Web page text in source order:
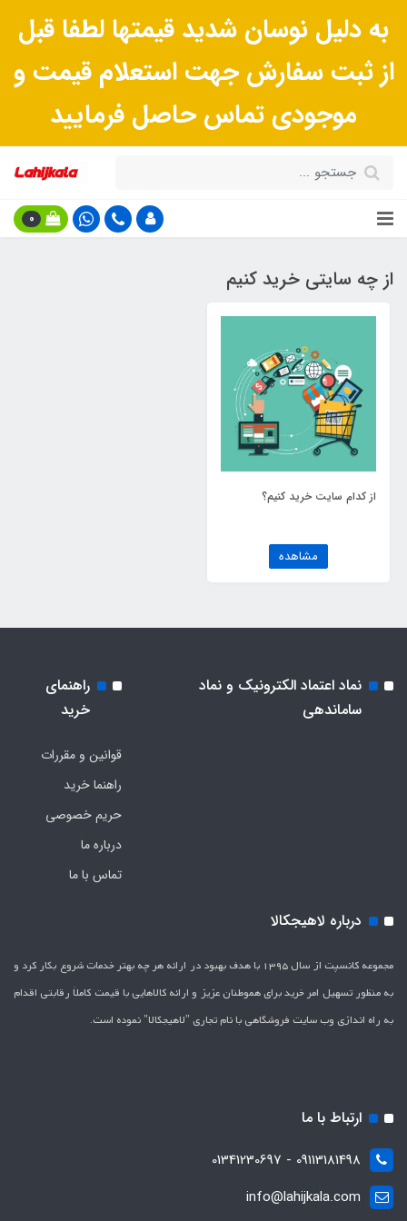
به دلیل نوسان شدید قیمتها لطفا قبل
از ثبت سفارش جهت استعلام قیمت و
موجودی تماس حاصل فرمایید
0
از چه سایتی خرید کنیم
از کدام سایت خرید کنیم؟
مشاهده
نماد اعتماد الکترونیک و نماد
ساماندهی
راهنمای
خرید
قوانین و مقررات
راهنما خرید
حریم خصوصی
درباره ما
تماس با ما
درباره لاهیجکالا
مجموعه کانسپت از سال 1395 با هدف بهبود در ارائه هر چه بهتر خدمات شروع بکار کرد و
به منظور تسهیل امر خرید برای هموطنان عزیز و ارائه کالاهایی با قیمت کاملاَ رقابتی اقدام
به راه اندازی وب سایت فروشگاهی با نام تجاری "لاهیج­کالا" نموده است.
ارتباط با ما
09113181498 - 01341230697
info@lahijkala.com